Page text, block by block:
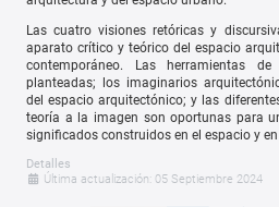
Las cuatro visiones retóricas y
aparato crítico y teórico del espacio
contemporáneo. Las herramientas
planteadas; los imaginarios
del espacio arquitectónico; y las
teoría a la imagen son oportunas para
significados construidos en el espacio y
Detalles
Última actualización: 05 Septiembre 2024